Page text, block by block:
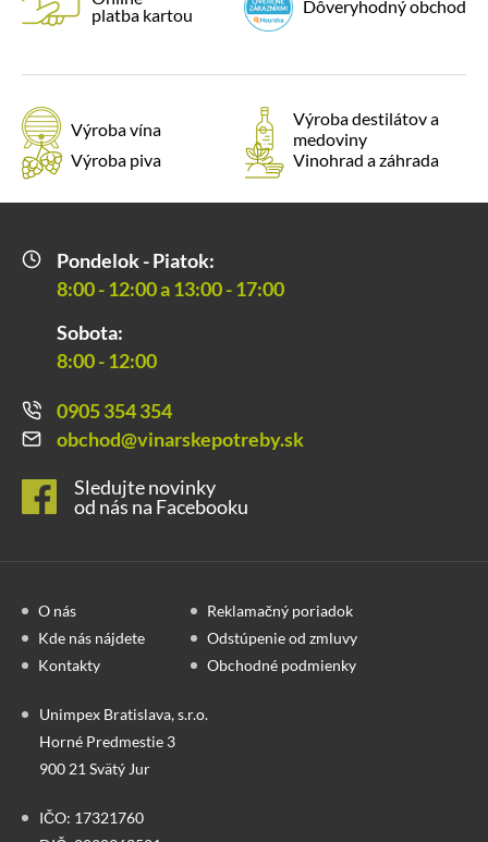
platba kartou
Dôveryhodný obchod
Výroba vína
Výroba destilátov a
medoviny
Výroba piva
Vinohrad a záhrada
Pondelok - Piatok:
8:00 - 12:00 a 13:00 - 17:00
Sobota:
8:00 - 12:00
0905 354 354
obchod@vinarskepotreby.sk
Sledujte novinky
od nás na Facebooku
O nás
Reklamačný poriadok
Kde nás nájdete
Odstúpenie od zmluvy
Kontakty
Obchodné podmienky
Unimpex Bratislava, s.r.o.
Horné Predmestie 3
900 21 Svätý Jur
IČO: 17321760